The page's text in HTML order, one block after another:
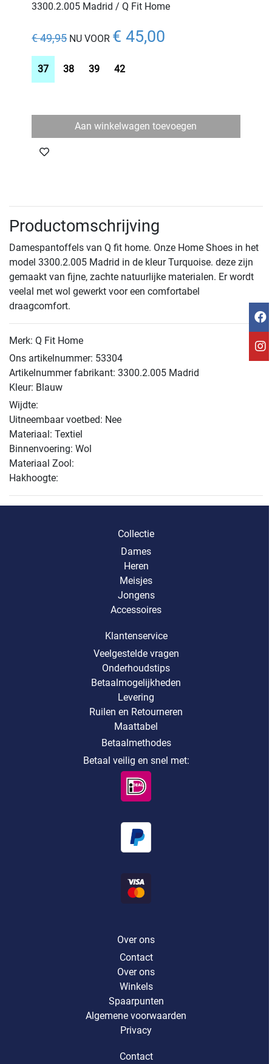
3300.2.005 Madrid / Q Fit Home
€ 49,95 NU VOOR € 45,00
37 38 39 42
Aan winkelwagen toevoegen
Productomschrijving
Damespantoffels van Q fit home. Onze Home Shoes in het
model 3300.2.005 Madrid in de kleur Turquoise. deze zijn
gemaakt van fijne, zachte natuurlijke materialen. Er wordt
veelal met wol gewerkt voor een comfortabel
draagcomfort.
Merk: Q Fit Home
Ons artikelnummer: 53304
Artikelnummer fabrikant: 3300.2.005 Madrid
Kleur: Blauw
Wijdte:
Uitneembaar voetbed: Nee
Materiaal: Textiel
Binnenvoering: Wol
Materiaal Zool:
Hakhoogte:
Collectie
Dames
Heren
Meisjes
Jongens
Accessoires
Klantenservice
Veelgestelde vragen
Onderhoudstips
Betaalmogelijkheden
Levering
Ruilen en Retourneren
Maattabel
Betaalmethodes
Betaal veilig en snel met:
Over ons
Contact
Over ons
Winkels
Spaarpunten
Algemene voorwaarden
Privacy
Contact